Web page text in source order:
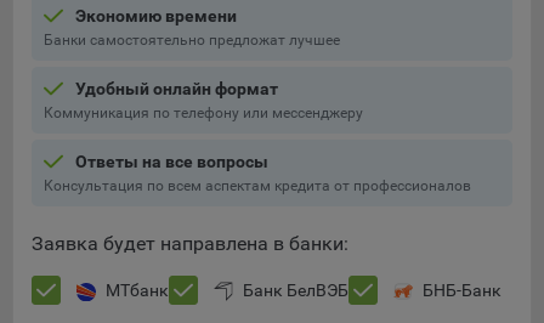
Подробнее о параметрах управления можно ознакомиться,
перейдя по внешним ссылкам, ведущим на
Firefox
Safari
Microsoft Edge
Internet Explorer
Экономию времени
Банки самостоятельно предложат лучшее
Удобный онлайн формат
Коммуникация по телефону или мессенджеру
Ответы на все вопросы
Консультация по всем аспектам кредита от профессионалов
Заявка будет направлена в банки:
МТбанк Банк БелВЭБ БНБ-Банк